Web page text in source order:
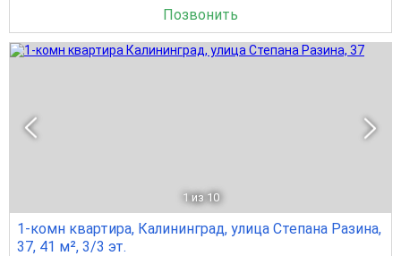
Позвонить
1 из 10
1-комн квартира, Калининград, улица Степана Разина,
37, 41 м², 3/3 эт.